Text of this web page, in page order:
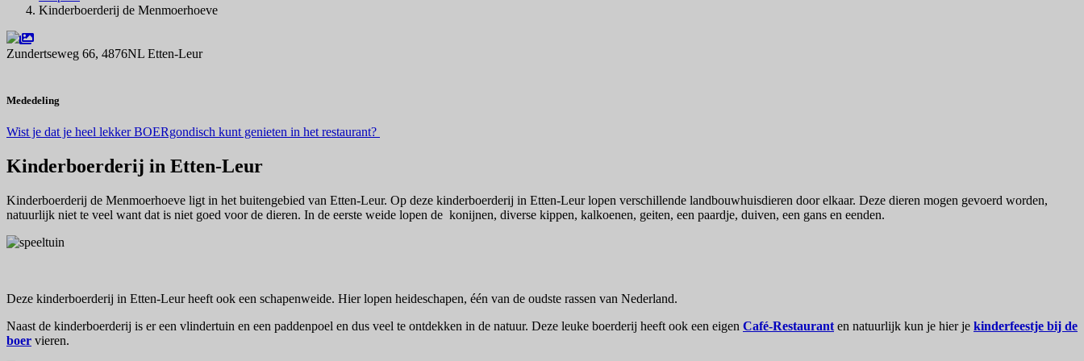
Kinderboerderij de Menmoerhoeve
Zundertseweg 66, 4876NL Etten-Leur
Mededeling
Wist je dat je heel lekker BOERgondisch kunt genieten in het restaurant?
Kinderboerderij in Etten-Leur
Kinderboerderij de Menmoerhoeve ligt in het buitengebied van Etten-Leur. Op deze kinderboerderij in Etten-Leur lopen verschillende landbouwhuisdieren door elkaar. Deze dieren mogen gevoerd worden,
natuurlijk niet te veel want dat is niet goed voor de dieren. In de eerste weide lopen de konijnen, diverse kippen, kalkoenen, geiten, een paardje, duiven, een gans en eenden.
Deze kinderboerderij in Etten-Leur heeft ook een schapenweide. Hier lopen heideschapen, één van de oudste rassen van Nederland.
Naast de kinderboerderij is er een vlindertuin en een paddenpoel en dus veel te ontdekken in de natuur. Deze leuke boerderij heeft ook een eigen Café-Restaurant en natuurlijk kun je hier je kinderfeestje bij de
boer vieren.